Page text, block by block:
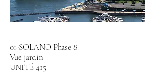
01-SOLANO Phase 8
Vue jardin
UNITÉ 415